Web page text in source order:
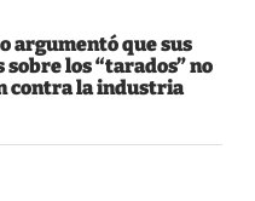
argumentó que sus
sobre los “tarados” no
contra la industria